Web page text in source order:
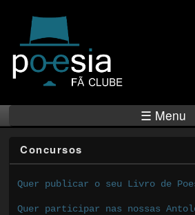
☰ Menu
Concursos
Quer publicar o seu Livro de
Quer participar nas nossas